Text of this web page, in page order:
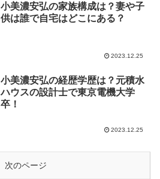
小美濃安弘の家族構成は？妻や子
供は誰で自宅はどこにある？
2023.12.25
小美濃安弘の経歴学歴は？元積水
ハウスの設計士で東京電機大学
卒！
2023.12.25
次のページ